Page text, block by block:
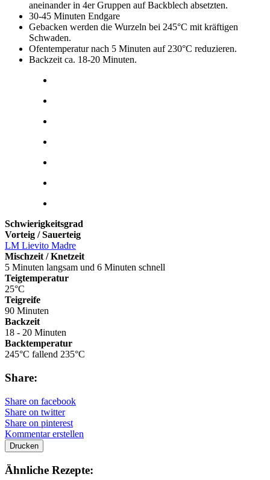
aneinander in 4er Gruppen auf Backblech absetzten.
30-45 Minuten Endgare
Gebacken werden die Wurzeln bei 245°C mit kräftigen
Schwaden.
Ofentemperatur nach 5 Minuten auf 230°C reduzieren.
Backzeit ca. 18-20 Minuten.
Schwierigkeitsgrad
Vorteig / Sauerteig
LM Lievito Madre
Mischzeit / Knetzeit
5 Minuten langsam und 6 Minuten schnell
Teigtemperatur
25°C
Teigreife
90 Minuten
Backzeit
18 - 20 Minuten
Backtemperatur
245°C fallend 235°C
Share:
Share on facebook
Share on twitter
Share on pinterest
Kommentar erstellen
Drucken
Ähnliche Rezepte: